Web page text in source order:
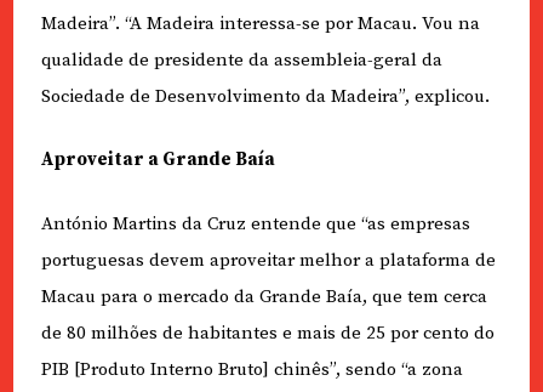
Madeira”. “A Madeira interessa-se por Macau. Vou na
qualidade de presidente da assembleia-geral da
Sociedade de Desenvolvimento da Madeira”, explicou.
Aproveitar a Grande Baía
António Martins da Cruz entende que “as empresas
portuguesas devem aproveitar melhor a plataforma de
Macau para o mercado da Grande Baía, que tem cerca
de 80 milhões de habitantes e mais de 25 por cento do
PIB [Produto Interno Bruto] chinês”, sendo “a zona